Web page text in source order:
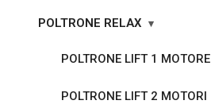
POLTRONE RELAX
POLTRONE LIFT 1 MOTORE
POLTRONE LIFT 2 MOTORI